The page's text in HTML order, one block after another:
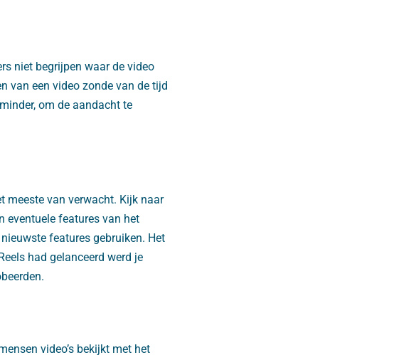
niet begrijpen waar de video
van een video zonde van de tijd
om de aandacht te
meeste van verwacht. Kijk naar
eventuele features van het
features gebruiken. Het
had gelanceerd werd je
video’s bekijkt met het